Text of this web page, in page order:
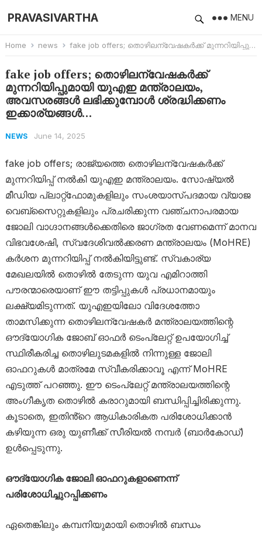
PRAVASIVARTHA MENU
Home news fake job offers; തൊഴിലന്വേഷകർക്ക് മുന്നറിയിപ്പുമായി യുഎഇ മന്ത്രാലയം, അവസരങ്ങൾ ലഭിക്കുമ്പോൾ ശ്രദ്ധിക്കണം ഇക്കാര്യങ്ങൾ…
fake job offers; തൊഴിലന്വേഷകർക്ക്
മുന്നറിയിപ്പുമായി യുഎഇ മന്ത്രാലയം,
അവസരങ്ങൾ ലഭിക്കുമ്പോൾ ശ്രദ്ധിക്കണം
ഇക്കാര്യങ്ങൾ…
NEWS June 14, 2025
fake job offers; രാജ്യത്തെ തൊഴിലന്വേഷകർക്ക്
മുന്നറിയിപ്പ് നൽകി യുഎഇ മന്ത്രാലയം. സോഷ്യൽ
മീഡിയ പ്ലാറ്റ്‌ഫോമുകളിലും സംശയാസ്പദമായ വ്യാജ
വെബ്‌സൈറ്റുകളിലും പ്രചരിക്കുന്ന വഞ്ചനാപരമായ
ജോലി വാഗ്ദാനങ്ങൾക്കെതിരെ ജാ​ഗ്രത വേണമെന്ന് മാനവ
വിഭവശേഷി, സ്വദേശിവൽക്കരണ മന്ത്രാലയം (MoHRE)
കർശന മുന്നറിയിപ്പ് നൽകിയിട്ടുണ്ട്. സ്വകാര്യ
മേഖലയിൽ തൊഴിൽ തേടുന്ന യുവ എമിറാത്തി
പൗരന്മാരെയാണ് ഈ തട്ടിപ്പുകൾ പ്രധാനമായും
ലക്ഷ്യമിടുന്നത്. യുഎഇയിലോ വിദേശത്തോ
താമസിക്കുന്ന തൊഴിലന്വേഷകർ മന്ത്രാലയത്തിന്റെ
ഔദ്യോഗിക ജോബ് ഓഫർ ടെംപ്ലേറ്റ് ഉപയോഗിച്ച്
സ്ഥിരീകരിച്ച തൊഴിലുടമകളിൽ നിന്നുള്ള ജോലി
ഓഫറുകൾ മാത്രമേ സ്വീകരിക്കാവൂ എന്ന് MoHRE
എടുത്ത് പറഞ്ഞു. ഈ ടെംപ്ലേറ്റ് മന്ത്രാലയത്തിന്റെ
അംഗീകൃത തൊഴിൽ കരാറുമായി ബന്ധിപ്പിച്ചിരിക്കുന്നു.
കൂടാതെ, ഇതിൻ്റെ ആധികാരികത പരിശോധിക്കാൻ
കഴിയുന്ന ഒരു യുണീക്ക് സീരിയൽ നമ്പർ (ബാർകോഡ്)
ഉൾപ്പെടുന്നു.
ഔദ്യോഗിക ജോലി ഓഫറുകളാണെന്ന്
പരിശോധിച്ചുറപ്പിക്കണം
ഏതെങ്കിലും കമ്പനിയുമായി തൊഴിൽ ബന്ധം